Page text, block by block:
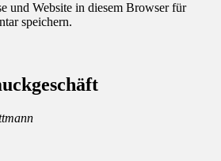
und Website in diesem Browser für
speichern.